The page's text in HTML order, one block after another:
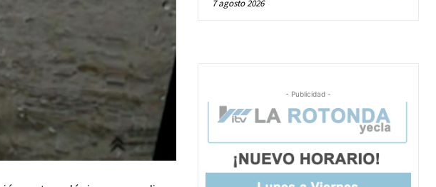
7 agosto 2026
- Publicidad -